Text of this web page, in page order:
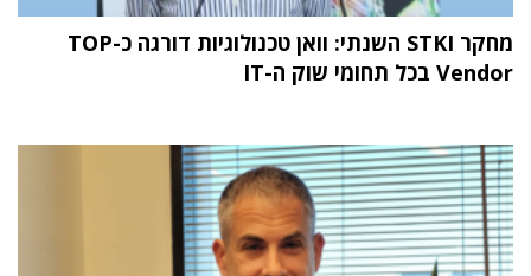
מחקר STKI השנתי: וואן טכנולוגיות דורגה כ-TOP
Vendor בכל תחומי שוק ה-IT